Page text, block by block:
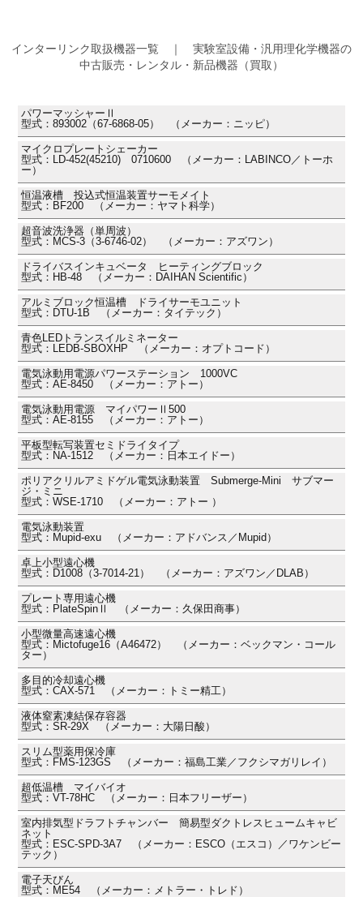
インターリンク取扱機器一覧 ｜ 実験室設備・汎用理化学機器の
中古販売・レンタル・新品機器（買取）
パワーマッシャーⅡ
型式：893002（67-6868-05） （メーカー：ニッピ）
マイクロプレートシェーカー
型式：LD-452(45210) 0710600 （メーカー：LABINCO／トーホ
ー）
恒温液槽 投込式恒温装置サーモメイト
型式：BF200 （メーカー：ヤマト科学）
超音波洗浄器（単周波）
型式：MCS-3（3-6746-02） （メーカー：アズワン）
ドライバスインキュベータ ヒーティングブロック
型式：HB-48 （メーカー：DAIHAN Scientific）
アルミブロック恒温槽 ドライサーモユニット
型式：DTU-1B （メーカー：タイテック）
青色LEDトランスイルミネーター
型式：LEDB-SBOXHP （メーカー：オプトコード）
電気泳動用電源パワーステーション 1000VC
型式：AE-8450 （メーカー：アトー）
電気泳動用電源 マイパワーⅡ500
型式：AE-8155 （メーカー：アトー）
平板型転写装置セミドライタイプ
型式：NA-1512 （メーカー：日本エイドー）
ポリアクリルアミドゲル電気泳動装置 Submerge-Mini サブマー
ジ・ミニ
型式：WSE-1710 （メーカー：アトー ）
電気泳動装置
型式：Mupid-exu （メーカー：アドバンス／Mupid）
卓上小型遠心機
型式：D1008（3-7014-21） （メーカー：アズワン／DLAB）
プレート専用遠心機
型式：PlateSpinⅡ （メーカー：久保田商事）
小型微量高速遠心機
型式：Mictofuge16（A46472） （メーカー：ベックマン・コール
ター）
多目的冷却遠心機
型式：CAX-571 （メーカー：トミー精工）
液体窒素凍結保存容器
型式：SR-29X （メーカー：大陽日酸）
スリム型薬用保冷庫
型式：FMS-123GS （メーカー：福島工業／フクシマガリレイ）
超低温槽 マイバイオ
型式：VT-78HC （メーカー：日本フリーザー）
室内排気型ドラフトチャンバー 簡易型ダクトレスヒュームキャビ
ネット
型式：ESC-SPD-3A7 （メーカー：ESCO（エスコ）／ワケンビー
テック）
電子天びん
型式：ME54 （メーカー：メトラー・トレド）